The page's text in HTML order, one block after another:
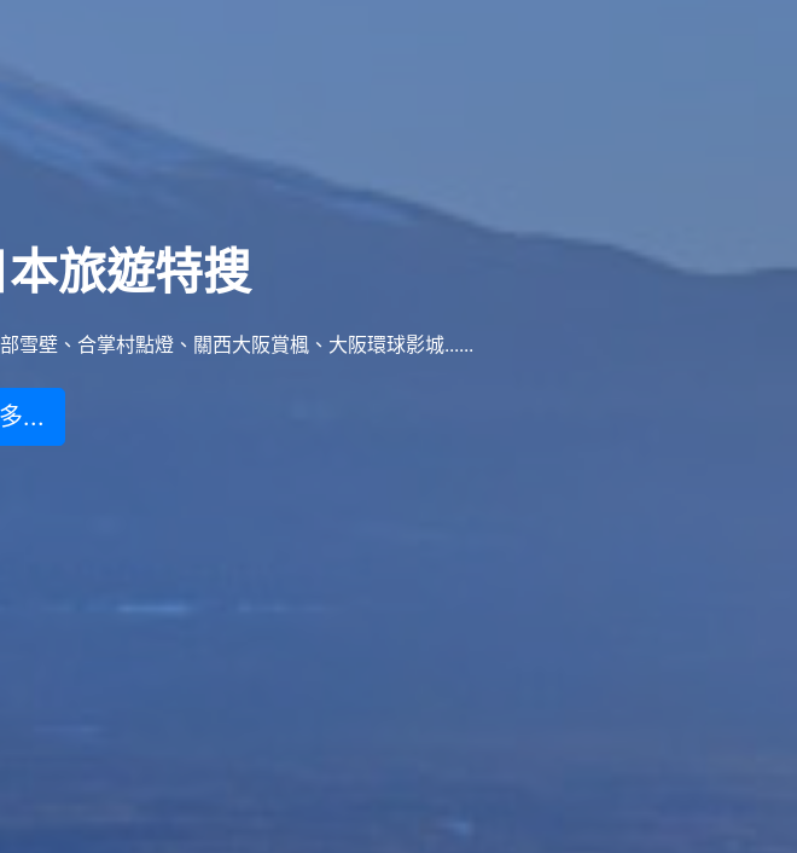
旅遊特搜
雪壁、合掌村點燈、關西大阪賞楓、大阪環球影城......
...